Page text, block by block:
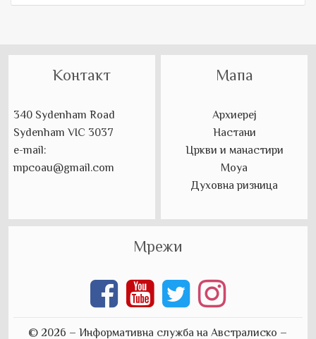
Контакт
340 Sydenham Road
Sydenham VIC 3037
e-mail:
mpcoau@gmail.com
Мрежи
© 2026 – Информативна служба на Австралиско –
Мапа
Архиереј
Настани
Цркви и манастири
Моуа
Духовна ризница